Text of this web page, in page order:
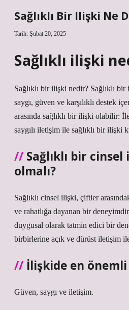
Sağlıklı Bir Ilişki Ne
Tarih: Şubat 20, 2025
Sağlıklı ilişki
Sağlıklı bir ilişki nedir? Sağlıklı
saygı, güven ve karşılıklı destek
arasında sağlıklı bir ilişki olabilir:
saygılı iletişim ile sağlıklı bir ilişki
Sağlıklı bir cinsel
olmalı?
Sağlıklı cinsel ilişki, çiftler
ve rahatlığa dayanan bir
duygusal olarak tatmin edici bir
birbirlerine açık ve dürüst iletişim
İlişkide en
Güven, saygı ve iletişim.